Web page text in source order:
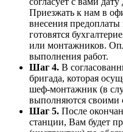
Приезжать к нам в
внесения предоплаты
готовятся
или монтажников.
выполнения работ.
Шаг 4. В
бригада, которая
шеф-монтажник (в
выполняются своими
Шаг 5. После
станции, Вам будет